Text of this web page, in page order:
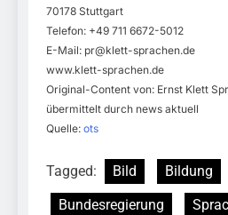
70178 Stuttgart
Telefon: +49 711 6672-5012
E-Mail: pr@klett-sprachen.de
www.klett-sprachen.de
Original-Content von: Ernst Klett
übermittelt durch news aktuell
Quelle: ots
Tagged: Bild
Bildung
Bundesregierung